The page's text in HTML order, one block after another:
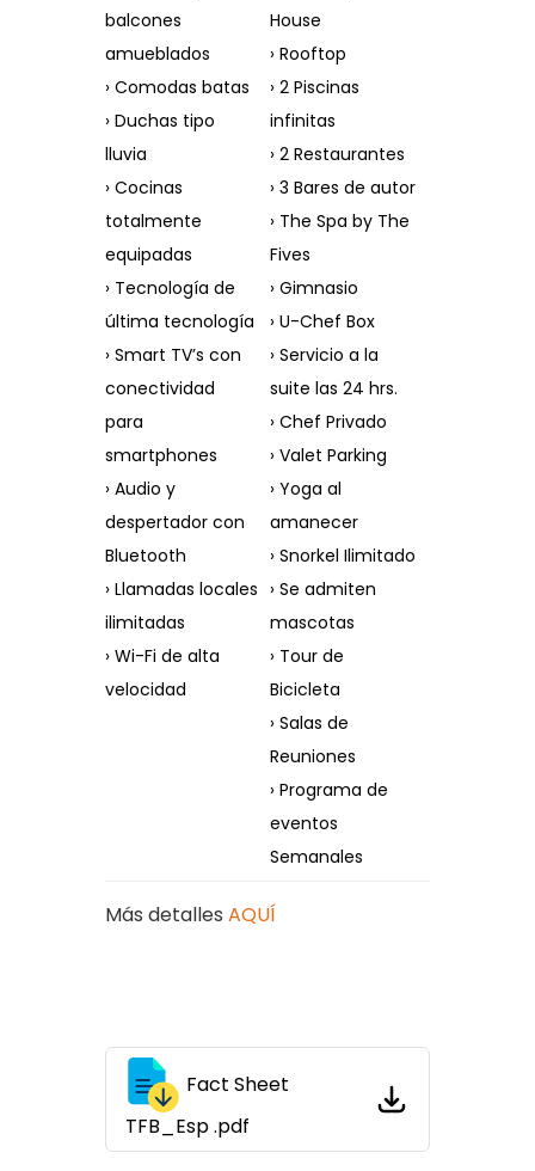
balcones
amueblados
› Comodas batas
› Duchas tipo
lluvia
› Cocinas
totalmente
equipadas
› Tecnología de
última tecnología
› Smart TV’s con
conectividad
para
smartphones
› Audio y
despertador con
Bluetooth
› Llamadas locales
ilimitadas
› Wi-Fi de alta
velocidad
House
› Rooftop
› 2 Piscinas
infinitas
› 2 Restaurantes
› 3 Bares de autor
› The Spa by The
Fives
› Gimnasio
› U-Chef Box
› Servicio a la
suite las 24 hrs.
› Chef Privado
› Valet Parking
› Yoga al
amanecer
› Snorkel Ilimitado
› Se admiten
mascotas
› Tour de
Bicicleta
› Salas de
Reuniones
› Programa de
eventos
Semanales
Más detalles AQUÍ
Fact Sheet
TFB_Esp .pdf